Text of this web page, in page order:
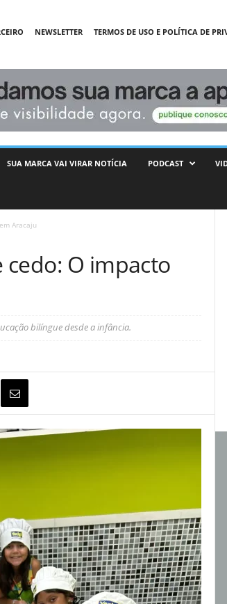
NEWSLETTER TERMOS DE USO E POLÍTICA DE
SUA MARCA VAI VIRAR NOTÍCIA PODCAST
Aracaju
cedo: O impacto
bilíngue desde a infância.